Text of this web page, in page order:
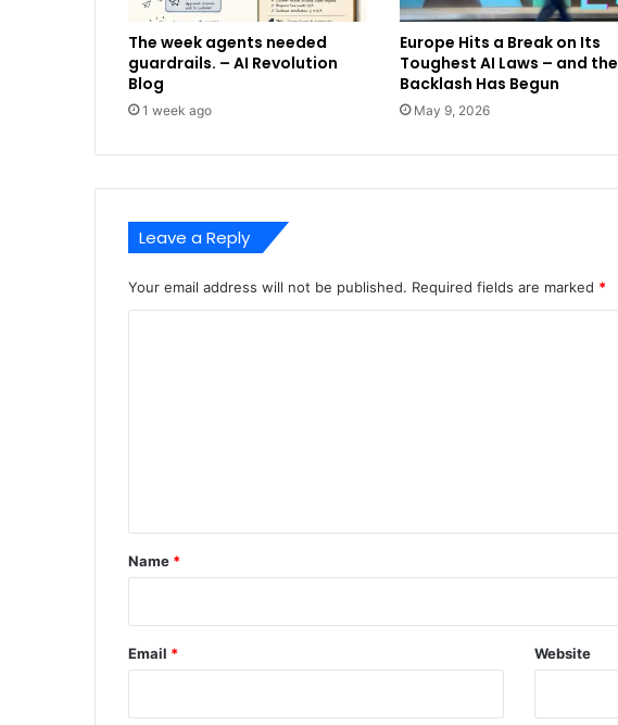
The week agents needed
guardrails. – AI Revolution
Blog
1 week ago
Europe Hits a Break on Its
Toughest AI Laws – and the
Backlash Has Begun
May 9, 2026
Leave a Reply
Your email address will not be published. Required fields are marked *
*
Name *
Email * Website